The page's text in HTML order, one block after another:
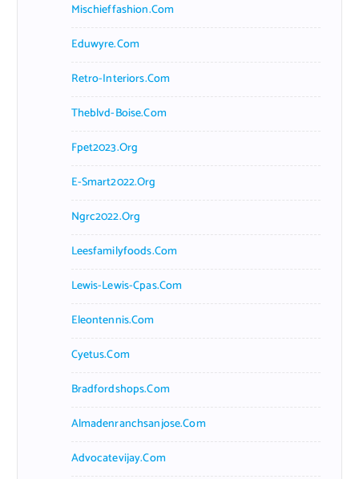
Mischieffashion.com
Eduwyre.com
Retro-Interiors.com
Theblvd-Boise.com
Fpet2023.org
E-Smart2022.org
Ngrc2022.org
Leesfamilyfoods.com
Lewis-Lewis-Cpas.com
Eleontennis.com
Cyetus.com
Bradfordshops.com
Almadenranchsanjose.com
Advocatevijay.com